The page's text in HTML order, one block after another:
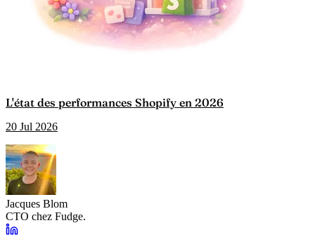
L'état des performances Shopify en 2026
20 Jul 2026
Jacques Blom
CTO chez Fudge.